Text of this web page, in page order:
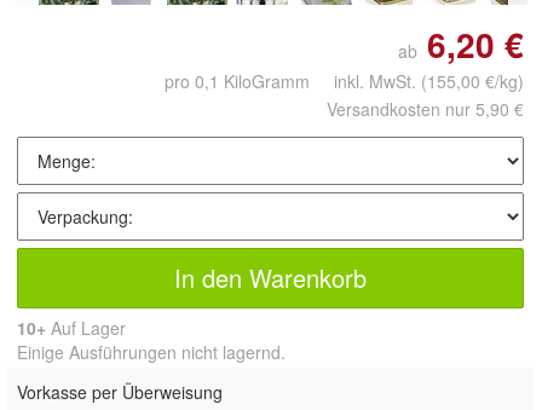
ab 6,20 €
pro 0,1 KiloGramm inkl. MwSt. (155,00 €/kg)
Versandkosten nur 5,90 €
In den Warenkorb
10+ Auf Lager
Einige Ausführungen nicht lagernd.
Vorkasse per Überweisung